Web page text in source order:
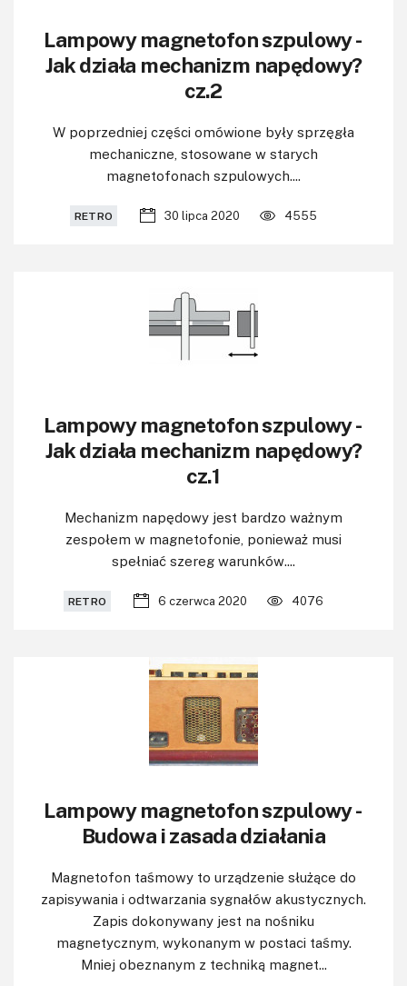
Lampowy magnetofon szpulowy -
Jak działa mechanizm napędowy?
cz.2
W poprzedniej części omówione były sprzęgła
mechaniczne, stosowane w starych
magnetofonach szpulowych....
RETRO 30 lipca 2020 4555
Lampowy magnetofon szpulowy -
Jak działa mechanizm napędowy?
cz.1
Mechanizm napędowy jest bardzo ważnym
zespołem w magnetofonie, ponieważ musi
spełniać szereg warunków....
RETRO 6 czerwca 2020 4076
Lampowy magnetofon szpulowy -
Budowa i zasada działania
Magnetofon taśmowy to urządzenie służące do
zapisywania i odtwarzania sygnałów akustycznych.
Zapis dokonywany jest na nośniku
magnetycznym, wykonanym w postaci taśmy.
Mniej obeznanym z techniką magnet...